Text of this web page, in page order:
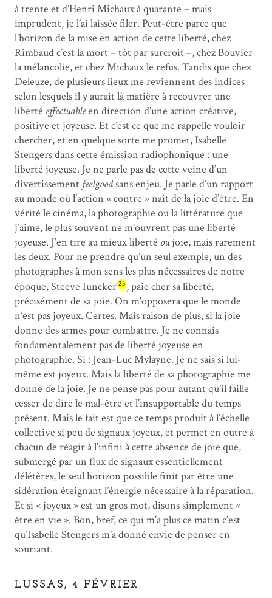
à trente et d’Henri Michaux à quarante – mais
imprudent, je l’ai laissée filer. Peut-être parce que
l’horizon de la mise en action de cette liberté, chez
Rimbaud c’est la mort – tôt par surcroît –, chez Bouvier
la mélancolie, et chez Michaux le refus. Tandis que chez
Deleuze, de plusieurs lieux me reviennent des indices
selon lesquels il y aurait là matière à recouvrer une
liberté effectuableen direction d’une action créative,
positive et joyeuse. Et c’est ce que me rappelle vouloir
chercher, et en quelque sorte me promet, Isabelle
Stengers dans cette émission radiophonique : une
liberté joyeuse. Je ne parle pas de cette veine d’un
divertissement feelgoodsans enjeu. Je parle d’un rapport
au monde où l’action « contre » naît de la joie d’être. En
vérité le cinéma, la photographie ou la littérature que
j’aime, le plus souvent ne m’ouvrent pas une liberté
joyeuse. J’en tire au mieux liberté oujoie, mais rarement
les deux. Pour ne prendre qu’un seul exemple, un des
photographes à mon sens les plus nécessaires de notre
époque, Steeve Iuncker23 , paie cher sa liberté,
précisément de sa joie. On m’opposera que le monde
n’est pas joyeux. Certes. Mais raison de plus, si la joie
donne des armes pour combattre. Je ne connais
fondamentalement pas de liberté joyeuse en
photographie. Si : Jean-Luc Mylayne. Je ne sais si lui-
même est joyeux. Mais la liberté de sa photographie me
donne de la joie. Je ne pense pas pour autant qu’il faille
cesser de dire le mal-être et l’insupportable du temps
présent. Mais le fait est que ce temps produit à l’échelle
collective si peu de signaux joyeux, et permet en outre à
chacun de réagir à l’infini à cette absence de joie que,
submergé par un flux de signaux essentiellement
délétères, le seul horizon possible finit par être une
sidération éteignant l’énergie nécessaire à la réparation.
Et si « joyeux » est un gros mot, disons simplement «
être en vie ». Bon, bref, ce qui m’a plus ce matin c’est
qu’Isabelle Stengers m’a donné envie de penser en
souriant.
LUSSAS, 4 FÉVRIER